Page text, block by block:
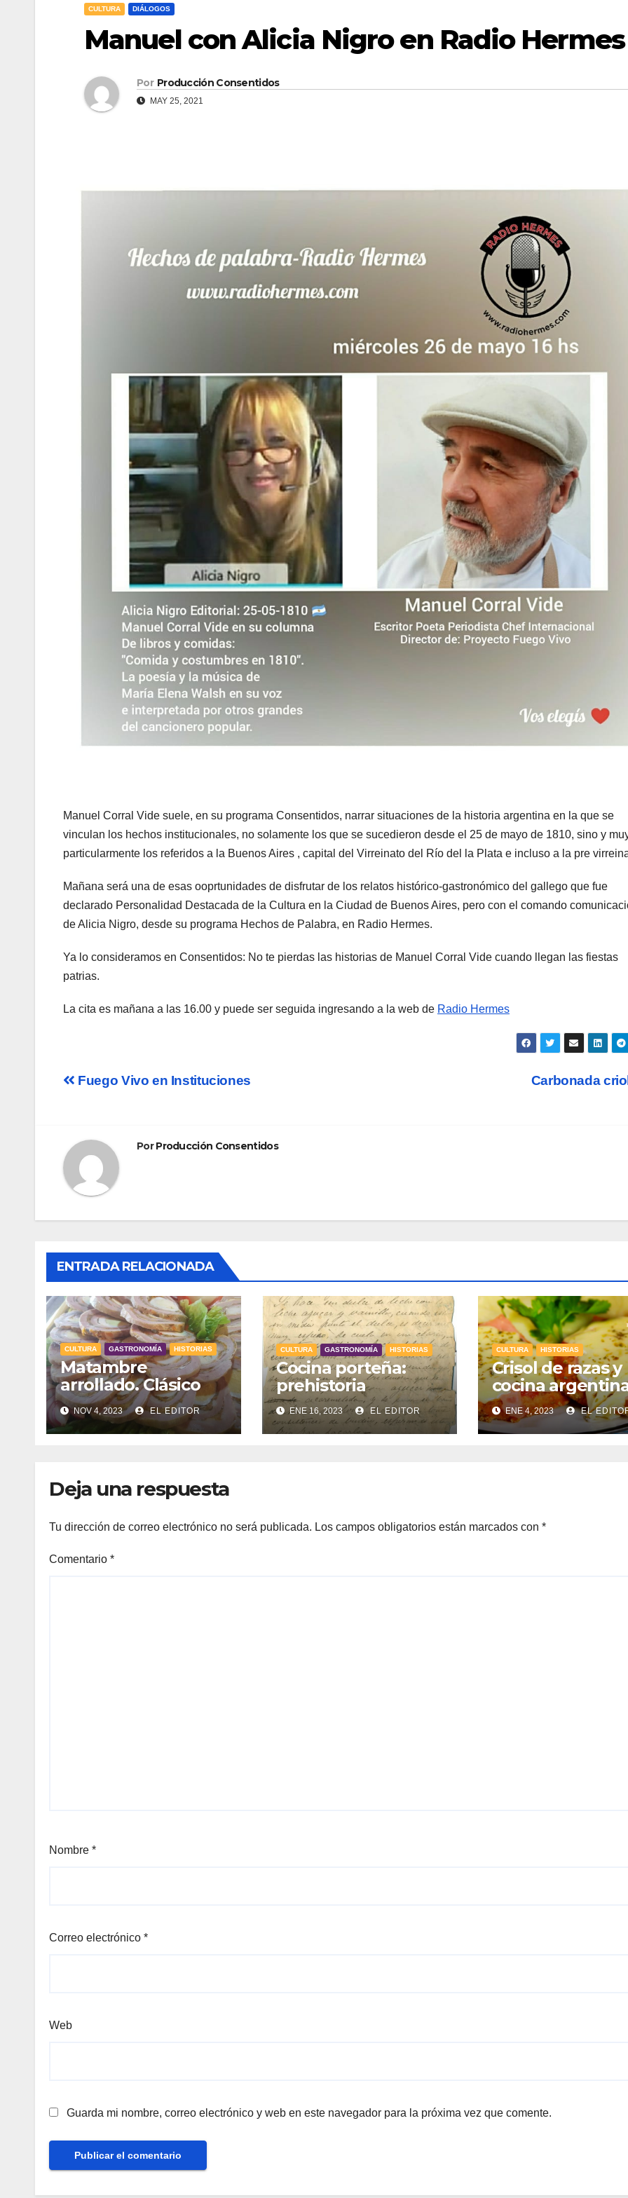
CULTURA DIÁLOGOS
Manuel con Alicia Nigro en Radio Hermes
Por Producción Consentidos
MAY 25, 2021
Manuel Corral Vide suele, en su programa Consentidos, narrar situaciones de la historia argentina en la que se
vinculan los hechos institucionales, no solamente los que se sucedieron desde el 25 de mayo de 1810, sino y
particularmente los referidos a la Buenos Aires , capital del Virreinato del Río del la Plata e incluso a la pre
Mañana será una de esas ooprtunidades de disfrutar de los relatos histórico-gastronómico del gallego que fue
declarado Personalidad Destacada de la Cultura en la Ciudad de Buenos Aires, pero con el comando
de Alicia Nigro, desde su programa Hechos de Palabra, en Radio Hermes.
Ya lo consideramos en Consentidos: No te pierdas las historias de Manuel Corral Vide cuando llegan las fiestas
patrias.
La cita es mañana a las 16.00 y puede ser seguida ingresando a la web de Radio Hermes
Navegación
entradas
Carbonada
Fuego Vivo en Instituciones
PorProducción Consentidos
ENTRADA RELACIONADA
CULTURA GASTRONOMÍA HISTORIAS
Matambre
arrollado. Clásico
argentino
NOV 4, 2023 EL EDITOR
CULTURA GASTRONOMÍA HISTORIAS
Cocina porteña:
prehistoria
ENE 16, 2023 EL EDITOR
CULTURA HISTORIAS
Crisol de razas y
cocina
ENE 4, 2023 EL
Deja una respuesta
Tu dirección de correo electrónico no será publicada. Los campos obligatorios están marcados con *
Comentario *
Nombre *
Correo electrónico *
Web
Guarda mi nombre, correo electrónico y web en este navegador para la próxima vez que comente.